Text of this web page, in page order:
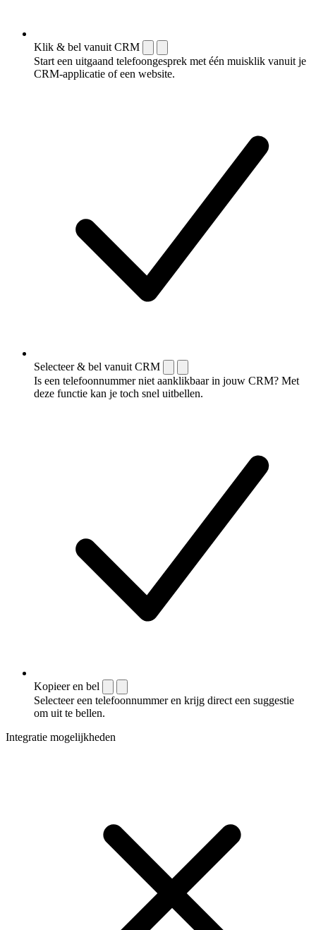
Klik & bel vanuit CRM
Start een uitgaand telefoongesprek met één muisklik vanuit je
CRM-applicatie of een website.
Selecteer & bel vanuit CRM
Is een telefoonnummer niet aanklikbaar in jouw CRM? Met
deze functie kan je toch snel uitbellen.
Kopieer en bel
Selecteer een telefoonnummer en krijg direct een suggestie
om uit te bellen.
Integratie mogelijkheden